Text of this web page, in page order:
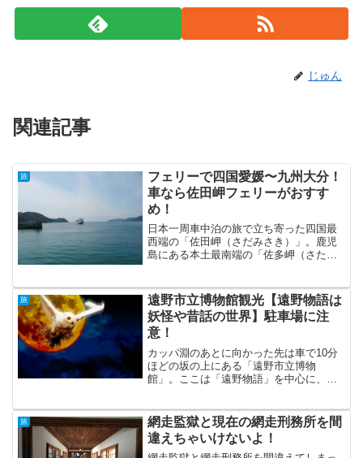
じゅん
関連記事
旅
フェリーで四国愛媛〜九州大分！
車なら佐田岬フェリーがおすす
め！
日本一周車中泊の旅で立ち寄った四国最
西端の「佐田岬（さだみさき）」。鹿児
島にある本土最南端の「佐多岬（さたみ
からフェリーで九州大分県に渡ることが
でます。また、車も乗せる...
旅
遠野市立博物館観光【遠野物語は
妖怪や昔話の世界】駐車場に注
意！
カッパ淵のあとに向かった先は車で10分
ほどの坂の上にある「遠野市立博物
館」。ここは「遠野物語」を中心に、遠
んあって、昔使っていた道具が展示して
あって…と言うアナログなも...
旅
網走監獄と現在の網走刑務所を間
違えちゃいけないよ！